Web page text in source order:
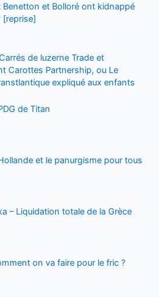
et Bolloré ont kidnappé
[reprise]
de luzerne Trade et
Carottes Partnership, ou Le
expliqué aux enfants
de Titan
et le panurgisme pour tous
– Liquidation totale de la Grèce
on va faire pour le fric ?